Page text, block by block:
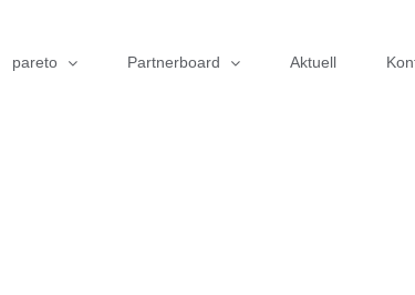
pareto Partnerboard Aktuell